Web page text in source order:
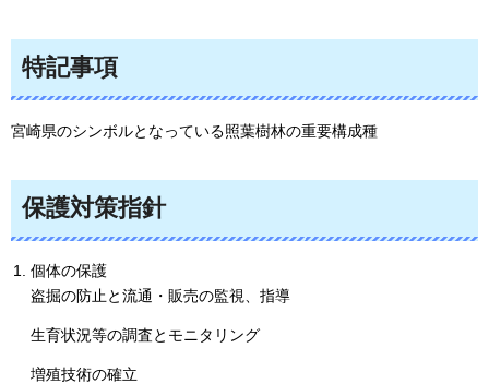
特記事項
宮崎県のシンボルとなっている照葉樹林の重要構成種
保護対策指針
個体の保護
盗掘の防止と流通・販売の監視、指導
生育状況等の調査とモニタリング
増殖技術の確立